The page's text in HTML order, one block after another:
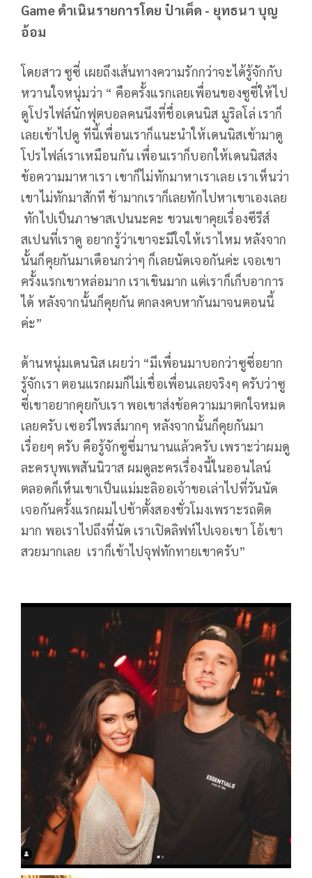
Game ดำเนินรายการโดย ป๋าเต็ด - ยุทธนา บุญ
อ้อม
โดยสาว ซูซี่ เผยถึงเส้นทางความรักกว่าจะได้รู้จักกับ
หวานใจหนุ่มว่า “ คือครั้งแรกเลยเพื่อนของซูซี่ให้ไป
ดูโปรไฟล์นักฟุตบอลคนนึงที่ชื่อเดนนิส มูริลโล่ เราก็
เลยเข้าไปดู ทีนี้เพื่อนเราก็แนะนำให้เดนนิสเข้ามาดู
โปรไฟล์เราเหมือนกัน เพื่อนเราก็บอกให้เดนนิสส่ง
ข้อความมาหาเรา เขาก็ไม่ทักมาหาเราเลย เราเห็นว่า
เขาไม่ทักมาสักที ช้ามากเราก็เลยทักไปหาเขาเองเลย
ทักไปเป็นภาษาสเปนนะคะ ชวนเขาคุยเรื่องซีรีส์
สเปนที่เราดู อยากรู้ว่าเขาจะมีใจให้เราไหม หลังจาก
นั้นก็คุยกันมาเดือนกว่าๆ ก็เลยนัดเจอกันค่ะ เจอเขา
ครั้งแรกเขาหล่อมาก เราเขินมาก แต่เราก็เก็บอาการ
ได้ หลังจากนั้นก็คุยกัน ตกลงคบหากันมาจนตอนนี้
ค่ะ”
ด้านหนุ่มเดนนิส เผยว่า “มีเพื่อนมาบอกว่าซูซี่อยาก
รู้จักเรา ตอนแรกผมก็ไม่เชื่อเพื่อนเลยจริงๆ ครับว่าซู
ซี่เขาอยากคุยกับเรา พอเขาส่งข้อความมาตกใจหมด
เลยครับ เซอร์ไพรส์มากๆ หลังจากนั้นก็คุยกันมา
เรื่อยๆ ครับ คือรู้จักซูซี่มานานแล้วครับ เพราะว่าผมดู
ละครบุพเพสันนิวาส ผมดูละครเรื่องนี้ในออนไลน์
ตลอดก็เห็นเขาเป็นแม่มะลิออเจ้าขอเล่าไปที่วันนัด
เจอกันครั้งแรกผมไปช้าตั้งสองชั่วโมงเพราะรถติด
มาก พอเราไปถึงที่นัด เราเปิดลิฟท์ไปเจอเขา โอ้เขา
สวยมากเลย เราก็เข้าไปจุฟทักทายเขาครับ”